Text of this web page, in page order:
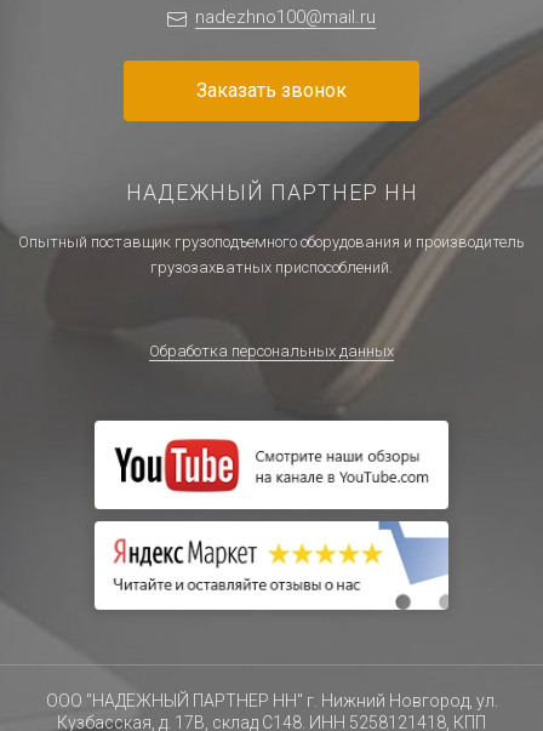
nadezhno100@mail.ru
Заказать звонок
НАДЕЖНЫЙ ПАРТНЕР НН
Опытный поставщик грузоподъемного оборудования и производитель
грузозахватных приспособлений.
Обработка персональных данных
ООО "НАДЕЖНЫЙ ПАРТНЕР НН" г. Нижний Новгород, ул.
Кузбасская, д. 17В, склад С148. ИНН 5258121418, КПП